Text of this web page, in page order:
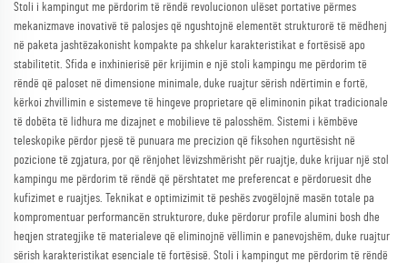
Stoli i kampingut me përdorim të rëndë revolucionon ulëset portative përmes
mekanizmave inovativë të palosjes që ngushtojnë elementët strukturorë të mëdhenj
në paketa jashtëzakonisht kompakte pa shkelur karakteristikat e fortësisë apo
stabilitetit. Sfida e inxhinierisë për krijimin e një stoli kampingu me përdorim të
rëndë që paloset në dimensione minimale, duke ruajtur sërish ndërtimin e fortë,
kërkoi zhvillimin e sistemeve të hingeve proprietare që eliminonin pikat tradicionale
të dobëta të lidhura me dizajnet e mobilieve të palosshëm. Sistemi i këmbëve
teleskopike përdor pjesë të punuara me precizion që fiksohen ngurtësisht në
pozicione të zgjatura, por që rënjohet lëvizshmërisht për ruajtje, duke krijuar një stol
kampingu me përdorim të rëndë që përshtatet me preferencat e përdoruesit dhe
kufizimet e ruajtjes. Teknikat e optimizimit të peshës zvogëlojnë masën totale pa
kompromentuar performancën strukturore, duke përdorur profile alumini bosh dhe
heqjen strategjike të materialeve që eliminojnë vëllimin e panevojshëm, duke ruajtur
sërish karakteristikat esenciale të fortësisë. Stoli i kampingut me përdorim të rëndë